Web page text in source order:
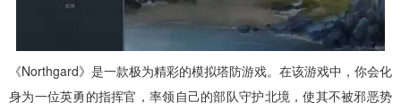
《Northgard》是一款极为精彩的模拟塔防游戏。在该游戏中，你会化
身为一位英勇的指挥官，率领自己的部队守护北境，使其不被邪恶势